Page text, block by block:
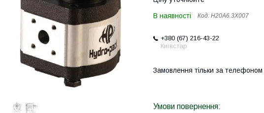
В наявності Код: H20A6.3X007
+380 (67) 216-43-22
Київстар
Замовлення тільки за телефоном